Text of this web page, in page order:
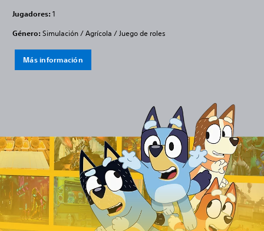
Jugadores: 1
Género: Simulación / Agrícola / Juego de roles
Más información